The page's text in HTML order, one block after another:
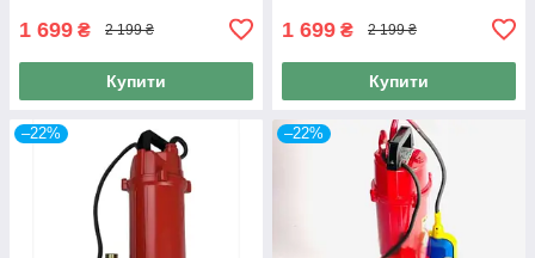
1 699 ₴ 2 199 ₴
Купити
1 699 ₴ 2 199 ₴
Купити
–22% –22%